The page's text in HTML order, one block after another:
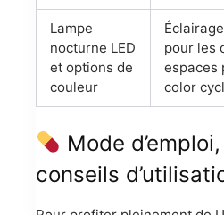
Lampe
nocturne LED
et options de
couleur
pour les
espaces
color
Mode
conseils